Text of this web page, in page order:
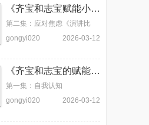
《齐宝和志宝赋能小故事》第二集：应对焦虑
第二集：应对焦虑《演讲比
gongyi020 2026-03-12
《齐宝和志宝的赋能小故事》第一集：自我认知
第一集：自我认知
gongyi020
2026-03-12